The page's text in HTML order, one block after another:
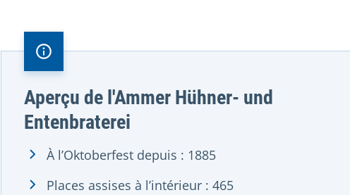
Aperçu de l'Ammer Hühner- und
Entenbraterei
À l’Oktoberfest depuis : 1885
Places assises à l’intérieur : 465